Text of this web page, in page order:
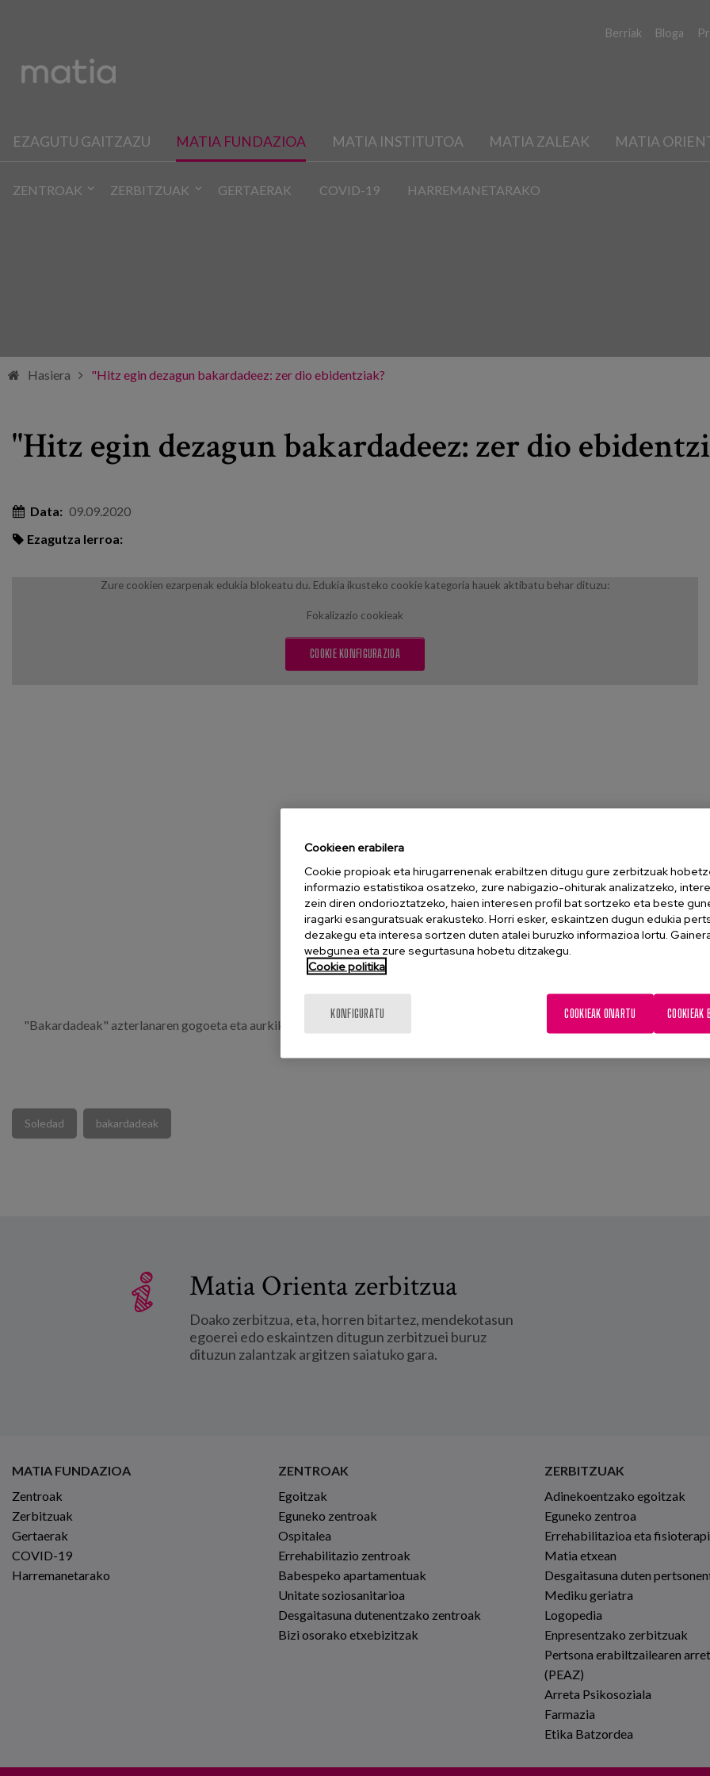
Berriak Bloga
EZAGUTU GAITZAZU MATIA FUNDAZIOA MATIA INSTITUTOA MATIA ZALEAK MATIA
ZENTROAK ZERBITZUAK GERTAERAK COVID-19 HARREMANETARAKO
Hasiera "Hitz egin dezagun bakardadeez: zer dio ebidentziak?
"Hitz egin dezagun bakardadeez: zer dio
Data: 09.09.2020
Ezagutza lerroa:
Zure cookien ezarpenak edukia blokeatu du. Edukia ikusteko cookie kategoria hauek aktibatu behar dituzu:
Fokalizazio cookieak
COOKIE KONFIGURAZIOA
"Bakardadeak" azterlanaren gogoeta eta aurkikuntza nagusiak
Soledad bakardadeak
Matia Orienta zerbitzua
Doako zerbitzua, eta, horren bitartez, mendekotasun
egoerei edo eskaintzen ditugun zerbitzuei buruz
dituzun zalantzak argitzen saiatuko gara.
MATIA FUNDAZIOA
Zentroak
Zerbitzuak
Gertaerak
COVID-19
Harremanetarako
ZENTROAK
Egoitzak
Eguneko zentroak
Ospitalea
Errehabilitazio zentroak
Babespeko apartamentuak
Unitate soziosanitarioa
Desgaitasuna dutenentzako zentroak
Bizi osorako etxebizitzak
ZERBITZUAK
Adinekoentzako egoitzak
Eguneko zentroa
Errehabilitazioa eta
Matia etxean
Desgaitasuna duten
Mediku geriatra
Logopedia
Enpresentzako zerbitzuak
Pertsona erabiltzailearen
(PEAZ)
Arreta Psikosoziala
Farmazia
Etika Batzordea
Cookieen erabilera
Cookie propioak eta hirugarrenenak erabiltzen ditugu gure zerbitzuak
informazio estatistikoa osatzeko, zure nabigazio-ohiturak analizatzeko,
zein diren ondorioztatzeko, haien interesen profil bat sortzeko eta beste
iragarki esanguratsuak erakusteko. Horri esker, eskaintzen dugun edukia
dezakegu eta interesa sortzen duten atalei buruzko informazioa lortu.
webgunea eta zure segurtasuna hobetu ditzakegu.
Cookie politika
KONFIGURATU COOKIEAK
COOKIEAK ONARTU